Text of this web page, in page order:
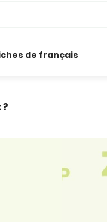
de français